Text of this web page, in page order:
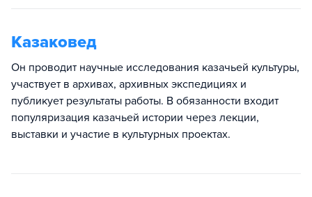
Казаковед
Он проводит научные исследования казачьей культуры,
участвует в архивах, архивных экспедициях и
публикует результаты работы. В обязанности входит
популяризация казачьей истории через лекции,
выставки и участие в культурных проектах.